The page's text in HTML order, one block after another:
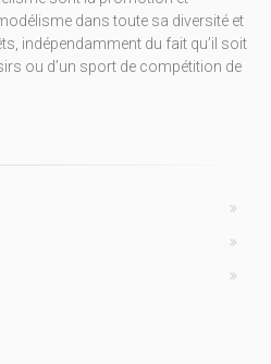
dans toute sa diversité et
indépendamment du fait qu’il soit
ou d’un sport de compétition de